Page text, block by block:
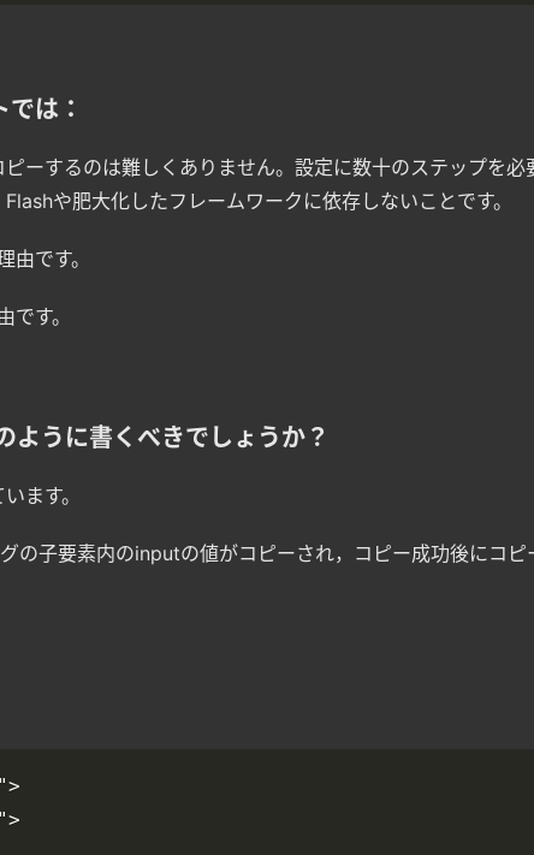
は：
ーするのは難しくありません。設定に数十のステップを
や肥大化したフレームワークに依存しないことです。
です。
す。
ように書くべきでしょうか？
ます。
の子要素内のinputの値がコピーされ，コピー成功後にコ
">
">